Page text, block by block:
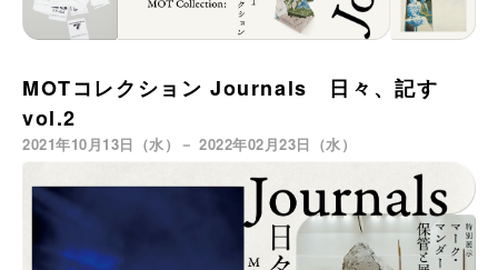
MOTコレクション Journals 日々、記す
vol.2
2021年10月13日（水）－ 2022年02月23日（水）